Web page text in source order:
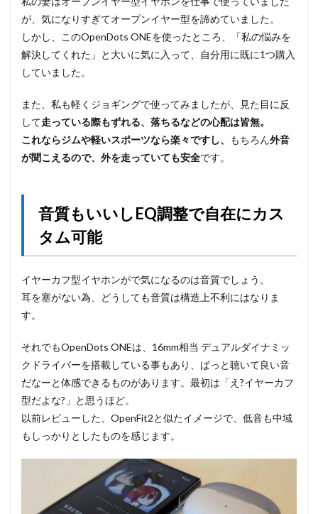
が、気になりすぎてオープンイヤー型を諦めていました。
しかし、このOpenDots ONEを使ったところ、「私の悩みを
解決してくれた」と大いに気に入って、自分用に既に1つ購入
していました。
また、私も軽くジョギングで使ってみましたが、見た目に反
して走っている際もずれる、落ちるなどの心配は皆無。
これならジムや軽いスポーツなら楽々ですし、
もちろん外音
が聞こえるので、外を走っていても安全です。
音質もいいしEQ調整で自在にカス
タム可能
イヤーカフ型イヤホンがで気になるのは音質でしょう。
耳を塞がない為、どうしても音質は構造上不利にはなりま
す。
それでもOpenDots ONEは、16mm相当 デュアルダイナミッ
クドライバーを搭載している事もあり、ぱっと聴いて良い音
だなーと体感できるものがあります。最初は「え?イヤーカフ
型だよな?」と思うほど。
以前レビューした、OpenFit2と似たイメージで、低音も中域
もしっかりとしたものを感じます。